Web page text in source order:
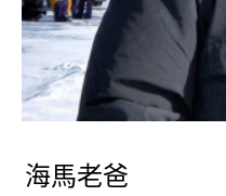
海馬老爸